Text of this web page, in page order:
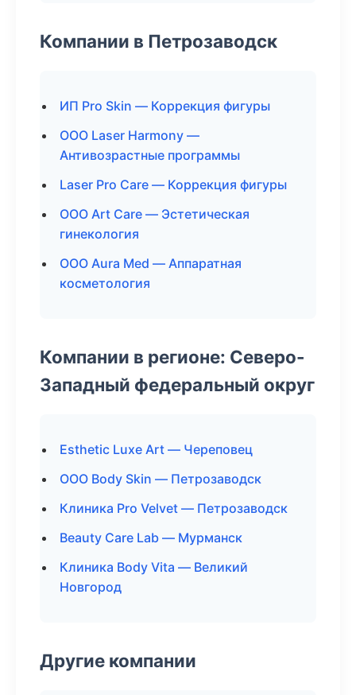
Компании в Петрозаводск
ИП Pro Skin — Коррекция фигуры
ООО Laser Harmony —
Антивозрастные программы
Laser Pro Care — Коррекция фигуры
ООО Art Care — Эстетическая
гинекология
ООО Aura Med — Аппаратная
косметология
Компании в регионе: Северо-
Западный федеральный округ
Esthetic Luxe Art — Череповец
ООО Body Skin — Петрозаводск
Клиника Pro Velvet — Петрозаводск
Beauty Care Lab — Мурманск
Клиника Body Vita — Великий
Новгород
Другие компании